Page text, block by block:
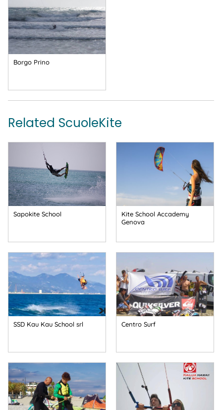
Borgo Prino
Related ScuoleKite
Sapokite School
Kite School Accademy
Genova
SSD Kau Kau School srl Centro Surf